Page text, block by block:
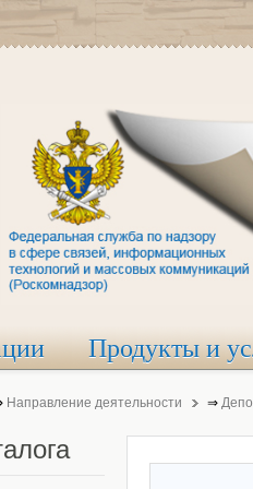
Продукты и
Направление деятельности ⇒